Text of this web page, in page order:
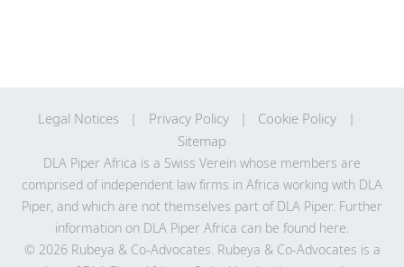
Legal Notices Privacy Policy
Cookie Policy
Sitemap
DLA Piper Africa is a Swiss Verein whose members are
comprised of independent law firms in Africa working with DLA
Piper, and which are not themselves part of DLA Piper. Further
information on DLA Piper Africa can be found here
© 2026 Rubeya & Co-Advocates. Rubeya & Co-Advocates is a